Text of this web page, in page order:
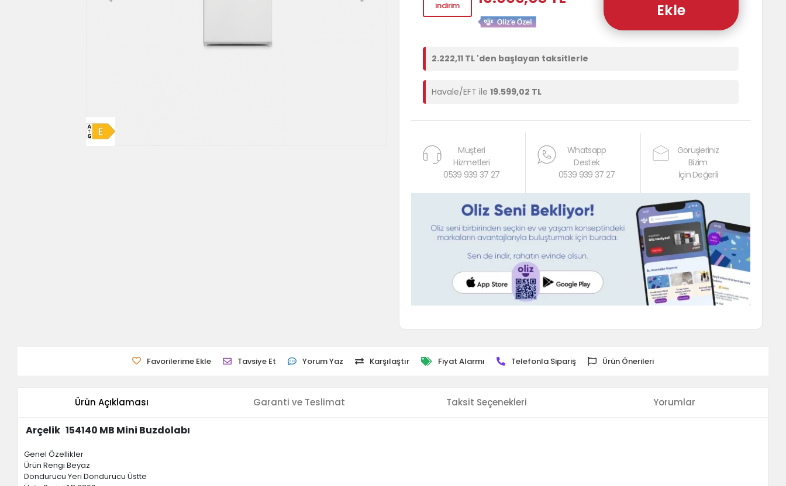
indirim
Ekle
2.222,11 TL 'den başlayan taksitlerle
Havale/EFT ile 19.599,02 TL
Müşteri
Hizmetleri
0539 939 37 27
Whatsapp
Destek
0539 939 37 27
Görüşleriniz
Bizim
İçin Değerli
Favorilerime Ekle Tavsiye Et Yorum Yaz Karşılaştır Fiyat Alarmı Telefonla Sipariş Ürün Önerileri
Ürün Açıklaması Garanti ve Teslimat Taksit Seçenekleri Yorumlar
Arçelik 154140 MB Mini Buzdolabı
Genel Özellikler
Ürün Rengi Beyaz
Dondurucu Yeri Dondurucu Üstte